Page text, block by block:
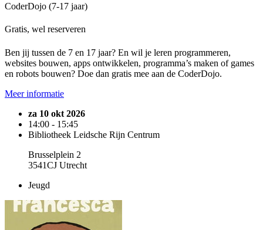
CoderDojo (7-17 jaar)
Gratis, wel reserveren
Ben jij tussen de 7 en 17 jaar? En wil je leren programmeren,
websites bouwen, apps ontwikkelen, programma’s maken of games
en robots bouwen? Doe dan gratis mee aan de CoderDojo.
Meer informatie
za 10 okt 2026
14:00 - 15:45
Bibliotheek Leidsche Rijn Centrum
Brusselplein 2
3541CJ Utrecht
Jeugd